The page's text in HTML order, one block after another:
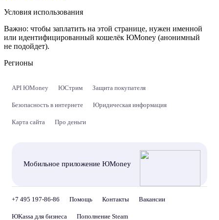
Условия использования
Важно: чтобы заплатить на этой странице, нужен именной
или идентифицированный кошелёк ЮMoney (анонимный
не подойдет).
Регионы
API ЮMoney ЮСтрим Защита покупателя
Безопасность в интернете Юридическая информация
Карта сайта Про деньги
Мобильное приложение ЮMoney
+7 495 197-86-86 Помощь Контакты Вакансии
ЮKassa для бизнеса Пополнение Steam